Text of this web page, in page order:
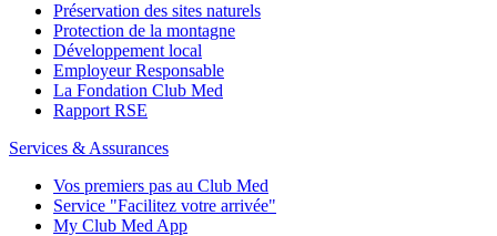
Préservation des sites naturels
Protection de la montagne
Développement local
Employeur Responsable
La Fondation Club Med
Rapport RSE
Services & Assurances
Vos premiers pas au Club Med
Service "Facilitez votre arrivée"
My Club Med App